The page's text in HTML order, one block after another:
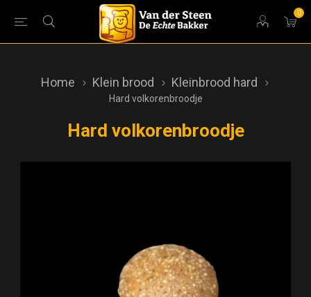
0
Home Klein brood Kleinbrood hard
Hard volkorenbroodje
Hard volkorenbroodje